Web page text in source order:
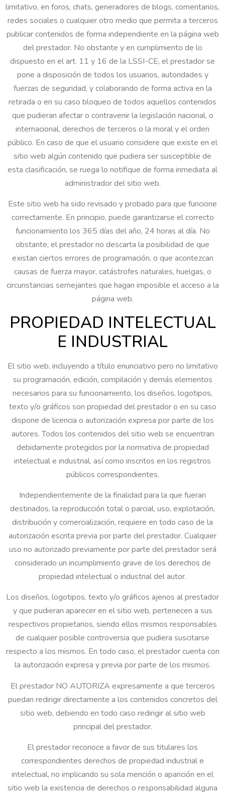
limitativo, en foros, chats, generadores de blogs, comentarios,
redes sociales o cualquier otro medio que permita a terceros
publicar contenidos de forma independiente en la página web
del prestador. No obstante y en cumplimiento de lo
dispuesto en el art. 11 y 16 de la LSSI-CE, el prestador se
pone a disposición de todos los usuarios, autoridades y
fuerzas de seguridad, y colaborando de forma activa en la
retirada o en su caso bloqueo de todos aquellos contenidos
que pudieran afectar o contravenir la legislación nacional, o
internacional, derechos de terceros o la moral y el orden
público. En caso de que el usuario considere que existe en el
sitio web algún contenido que pudiera ser susceptible de
esta clasificación, se ruega lo notifique de forma inmediata al
administrador del sitio web.
Este sitio web ha sido revisado y probado para que funcione
correctamente. En principio, puede garantizarse el correcto
funcionamiento los 365 días del año, 24 horas al día. No
obstante, el prestador no descarta la posibilidad de que
existan ciertos errores de programación, o que acontezcan
causas de fuerza mayor, catástrofes naturales, huelgas, o
circunstancias semejantes que hagan imposible el acceso a la
página web.
PROPIEDAD INTELECTUAL
E INDUSTRIAL
El sitio web, incluyendo a título enunciativo pero no limitativo
su programación, edición, compilación y demás elementos
necesarios para su funcionamiento, los diseños, logotipos,
texto y/o gráficos son propiedad del prestador o en su caso
dispone de licencia o autorización expresa por parte de los
autores. Todos los contenidos del sitio web se encuentran
debidamente protegidos por la normativa de propiedad
intelectual e industrial, así como inscritos en los registros
públicos correspondientes.
Independientemente de la finalidad para la que fueran
destinados, la reproducción total o parcial, uso, explotación,
distribución y comercialización, requiere en todo caso de la
autorización escrita previa por parte del prestador. Cualquier
uso no autorizado previamente por parte del prestador será
considerado un incumplimiento grave de los derechos de
propiedad intelectual o industrial del autor.
Los diseños, logotipos, texto y/o gráficos ajenos al prestador
y que pudieran aparecer en el sitio web, pertenecen a sus
respectivos propietarios, siendo ellos mismos responsables
de cualquier posible controversia que pudiera suscitarse
respecto a los mismos. En todo caso, el prestador cuenta con
la autorización expresa y previa por parte de los mismos.
El prestador NO AUTORIZA expresamente a que terceros
puedan redirigir directamente a los contenidos concretos del
sitio web, debiendo en todo caso redirigir al sitio web
principal del prestador.
El prestador reconoce a favor de sus titulares los
correspondientes derechos de propiedad industrial e
intelectual, no implicando su sola mención o aparición en el
sitio web la existencia de derechos o responsabilidad alguna